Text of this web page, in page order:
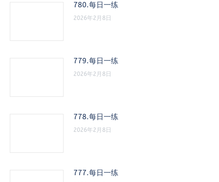
780.每日一练
2026年2月8日
779.每日一练
2026年2月8日
778.每日一练
2026年2月8日
777.每日一练